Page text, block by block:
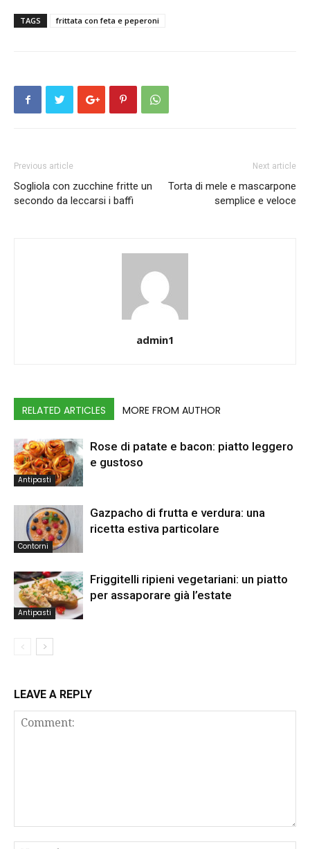
TAGS frittata con feta e peperoni
Previous article
Sogliola con zucchine fritte un
secondo da leccarsi i baffi
Next article
Torta di mele e mascarpone
semplice e veloce
admin1
RELATED ARTICLES MORE FROM AUTHOR
Antipasti
Rose di patate e bacon: piatto leggero
e gustoso
Contorni
Gazpacho di frutta e verdura: una
ricetta estiva particolare
Antipasti
Friggitelli ripieni vegetariani: un piatto
per assaporare già l’estate
LEAVE A REPLY